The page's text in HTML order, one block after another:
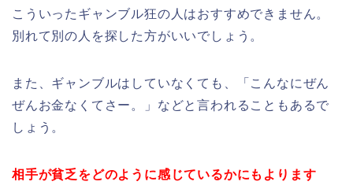
こういったギャンブル狂の人はおすすめできません。
別れて別の人を探した方がいいでしょう。
また、ギャンブルはしていなくても、「こんなにぜん
ぜんお金なくてさー。」などと言われることもあるで
しょう。
相手が貧乏をどのように感じているかにもよります